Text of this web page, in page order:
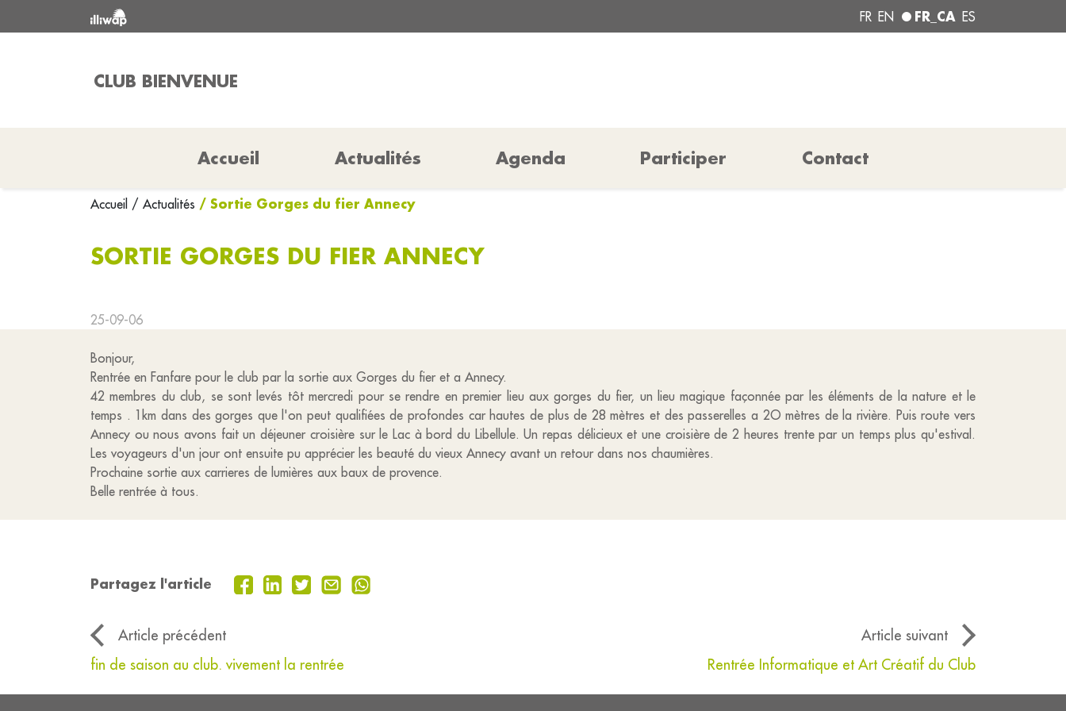
FR EN FR_CA ES
CLUB BIENVENUE
Accueil Actualités Agenda Participer Contact
Accueil / Actualités / Sortie Gorges du fier Annecy
SORTIE GORGES DU FIER ANNECY
25-09-06
Bonjour,
Rentrée en Fanfare pour le club par la sortie aux Gorges du fier et a Annecy.
42 membres du club, se sont levés tôt mercredi pour se rendre en premier lieu aux gorges du fier, un lieu magique façonnée par les éléments de la nature et le
temps . 1km dans des gorges que l'on peut qualifiées de profondes car hautes de plus de 28 mètres et des passerelles a 2O mètres de la rivière. Puis route vers
Annecy ou nous avons fait un déjeuner croisière sur le Lac à bord du Libellule. Un repas délicieux et une croisière de 2 heures trente par un temps plus qu'estival.
Les voyageurs d'un jour ont ensuite pu apprécier les beauté du vieux Annecy avant un retour dans nos chaumières.
Prochaine sortie aux carrieres de lumières aux baux de provence.
Belle rentrée à tous.
Partagez l'article
Article précédent
Article suivant
fin de saison au club. vivement la rentrée
Rentrée Informatique et Art Créatif du Club